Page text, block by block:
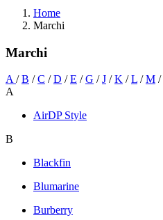
Home
Marchi
Marchi
A/ B / C / D / E / G / J / K / L / M /
A
AirDP Style
B
Blackfin
Blumarine
Burberry